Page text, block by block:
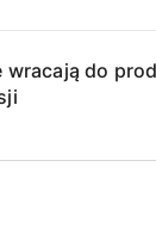
wracają do